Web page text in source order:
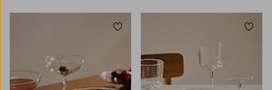
Zu Favoriten hinzufügen Zu